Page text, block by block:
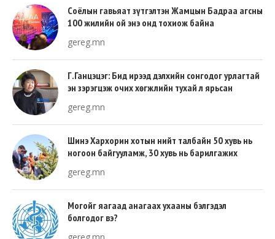
Соёлын гавьяат зүтгэлтэн Жамцын Бадраа агсны
100 жилийн ой энэ онд тохиож байна
gereg.mn
Г.Ганцэцэг: Бид ирээд дэлхийн сонгодог урлагтай
эн зэрэгцэж очих хөгжлийн тухай л ярьсан
gereg.mn
Шинэ Хархорин хотын нийт талбайн 50 хувь нь
ногоон байгууламж, 30 хувь нь барилгажих
gereg.mn
Могойг яагаад анагаах ухааны бэлгэдэл
болгодог вэ?
gereg.mn